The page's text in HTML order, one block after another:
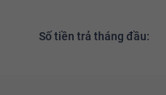
Số tiền trả tháng đầu: